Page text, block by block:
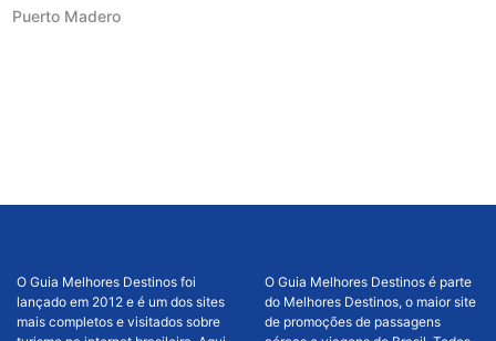
Puerto Madero
O Guia Melhores Destinos foi
lançado em 2012 e é um dos sites
mais completos e visitados sobre
O Guia Melhores Destinos é parte
do Melhores Destinos, o maior site
de promoções de passagens